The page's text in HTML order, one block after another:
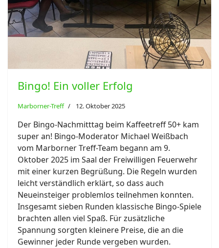
Bingo! Ein voller Erfolg
Marborner-Treff 12. Oktober 2025
Der Bingo-Nachmitttag beim Kaffeetreff 50+ kam
super an! Bingo-Moderator Michael Weißbach
vom Marborner Treff-Team begann am 9.
Oktober 2025 im Saal der Freiwilligen Feuerwehr
mit einer kurzen Begrüßung. Die Regeln wurden
leicht verständlich erklärt, so dass auch
Neueinsteiger problemlos teilnehmen konnten.
Insgesamt sieben Runden klassische Bingo-Spiele
brachten allen viel Spaß. Für zusätzliche
Spannung sorgten kleinere Preise, die an die
Gewinner jeder Runde vergeben wurden.